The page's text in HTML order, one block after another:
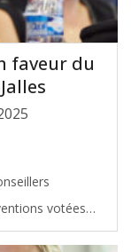
faveur du
votées
Médard-en-